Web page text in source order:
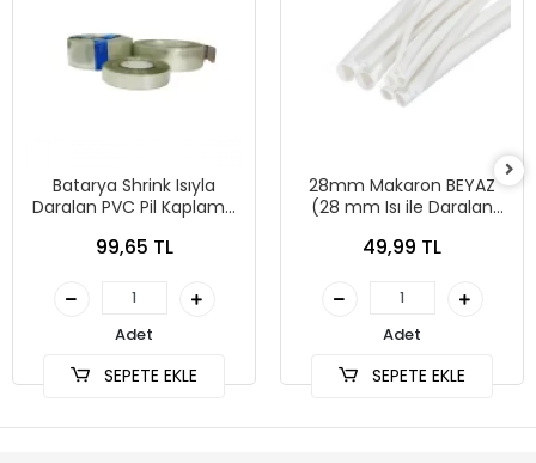
Batarya Shrink Isıyla
Daralan PVC Pil Kaplama
Metre Şeffaf
99,65 TL
Adet
SEPETE EKLE
28mm Makaron BEYAZ
(28 mm Isı ile Daralan
metre
49,99 TL
Adet
SEPETE EKLE